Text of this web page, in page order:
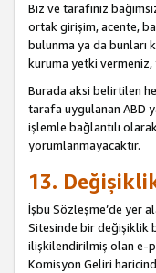
Biz ve tarafınız
ortak girişim, acente,
bulunma ya da bunları
kuruma yetki vermeniz,
Burada aksi belirtilen
tarafa uygulanan ABD
işlemle bağlantılı
yorumlanmayacaktır.
13.
İşbu Sözleşme’de yer
Sitesinde bir değişiklik
ilişkilendirilmiş olan e-
Komisyon Geliri